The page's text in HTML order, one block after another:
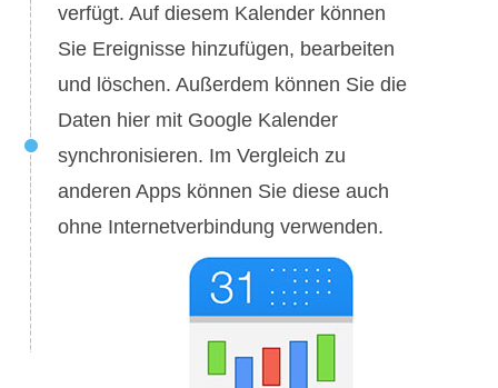
verfügt. Auf diesem Kalender können
Sie Ereignisse hinzufügen, bearbeiten
und löschen. Außerdem können Sie die
Daten hier mit Google Kalender
synchronisieren. Im Vergleich zu
anderen Apps können Sie diese auch
ohne Internetverbindung verwenden.